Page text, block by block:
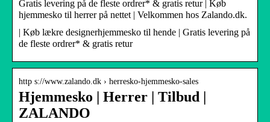
Gratis levering på de fleste ordrer* & gratis retur | Køb
hjemmesko til herrer på nettet | Velkommen hos Zalando.dk.
| Køb lækre designerhjemmesko til hende | Gratis levering på
de fleste ordrer* & gratis retur
http s://www.zalando.dk › herresko-hjemmesko-sales
Hjemmesko | Herrer | Tilbud |
ZALANDO